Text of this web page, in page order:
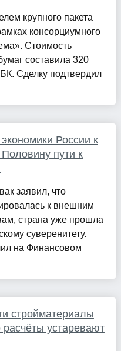
крупного пакета
консорциумного
Стоимость
составила 320
Сделку подтвердил
России к
пути к
заявил, что
к внешним
страна уже прошла
суверенитету.
на Финансовом
стройматериалы
устаревают